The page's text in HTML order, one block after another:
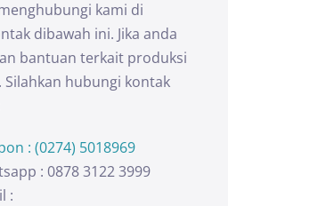
kami di
dibawah ini. Jika anda
bantuan terkait produksi
Silahkan hubungi kontak
: (0274) 5018969
: 0878 3122 3999
: